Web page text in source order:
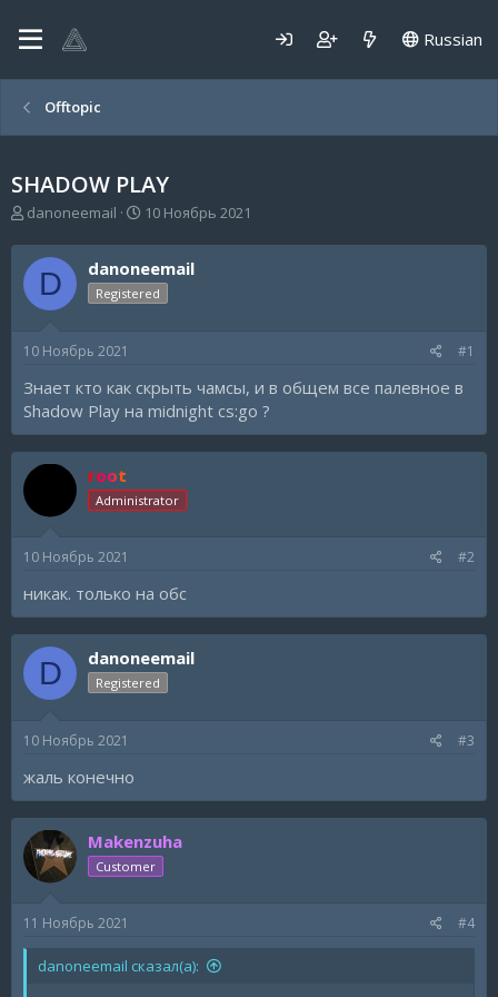
Russian
Offtopic
SHADOW PLAY
А
т
о
р
т
м
danoneemail
Д
т
а
н
а
10 Ноябрь 2021
D danoneemail
Registered
10 Ноябрь 2021 #1
Знает кто как скрыть чамсы, и в общем все палевное в
Shadow Play на midnight cs:go ?
root
Administrator
10 Ноябрь 2021 #2
никак. только на обс
D danoneemail
Registered
10 Ноябрь 2021 #3
жаль конечно
Makenzuha
Customer
11 Ноябрь 2021 #4
danoneemail сказал(а):